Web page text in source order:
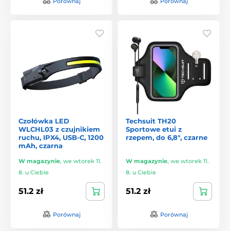
Czołówka LED
WLCHL03 z czujnikiem
ruchu, IPX4, USB-C, 1200
mAh, czarna
W magazynie, we wtorek 11.
8. u Ciebie
51.2 zł
Porównaj
Techsuit TH20
Sportowe etui z
rzepem, do 6,8", czarne
W magazynie, we wtorek 11.
8. u Ciebie
51.2 zł
Porównaj